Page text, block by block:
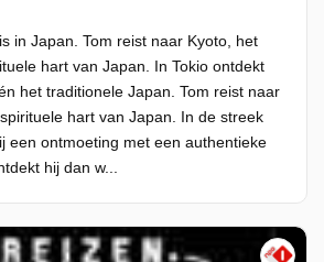
in Japan. Tom reist naar Kyoto, het
hart van Japan. In Tokio ontdekt
het traditionele Japan. Tom reist naar
hart van Japan. In de streek
een ontmoeting met een authentieke
hij dan w...